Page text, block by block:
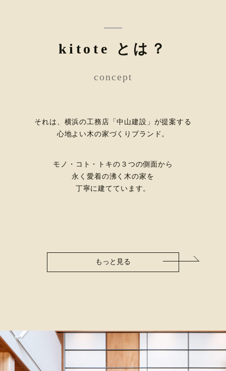
kitote とは？
concept
それは、横浜の工務店「中山建設」が提案する
心地よい木の家づくりブランド。
モノ・コト・トキの３つの側面から
永く愛着の沸く木の家を
丁寧に建てています。
もっと見る